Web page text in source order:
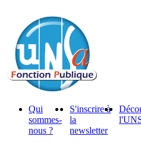
Qui
sommes-
nous ?
S'inscrire à
la
newsletter